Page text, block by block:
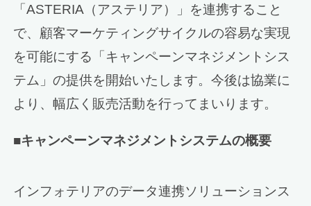
「ASTERIA（アステリア）」を連携すること
で、顧客マーケティングサイクルの容易な実現
を可能にする「キャンペーンマネジメントシス
テム」の提供を開始いたします。今後は協業に
より、幅広く販売活動を行ってまいります。
■キャンペーンマネジメントシステムの概要
インフォテリアのデータ連携ソリューションス